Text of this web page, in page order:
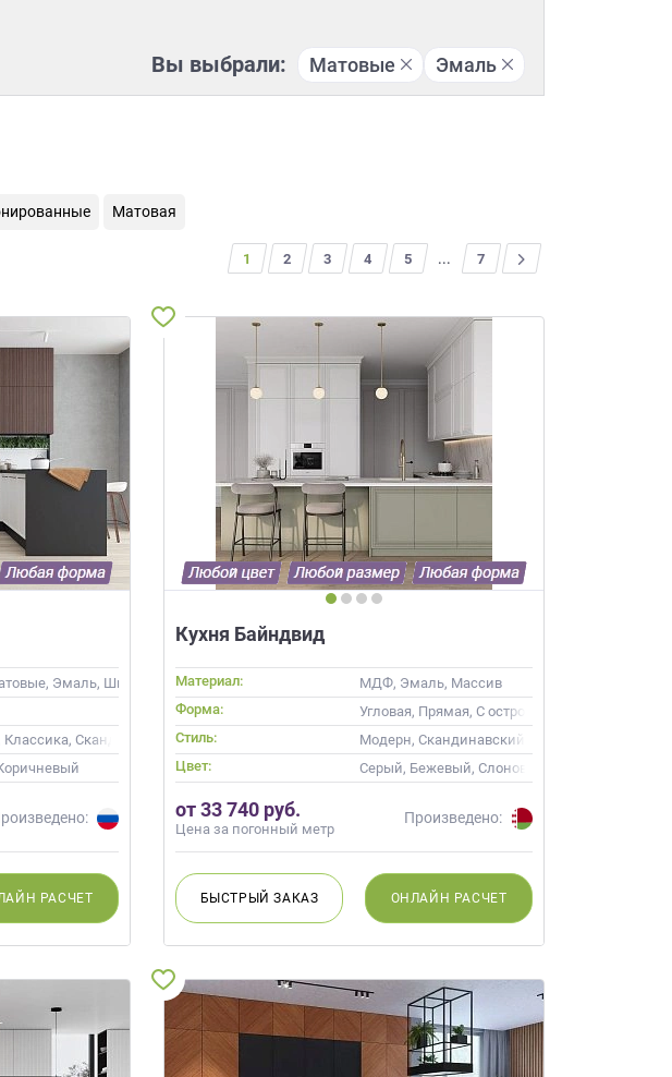
Вы выбрали: Матовые Эмаль
Матовая
1 2 3 4 5 ... 7
>
Эмаль, Шпон, Глянцевые
Скандинавский, Неоклассика, Современные
РАСЧЕТ
Кухня Байндвид
Материал:
МДФ, Эмаль, Массив
Форма:
Угловая, Прямая, С островом
Стиль:
Модерн, Скандинавский, Неоклассика,
Цвет:
Серый, Бежевый, Слоновая кость, Кремовый
от 33 740 руб.
Цена за погонный метр
Произведено:
БЫСТРЫЙЗАКАЗ ОНЛАЙН РАСЧЕТ